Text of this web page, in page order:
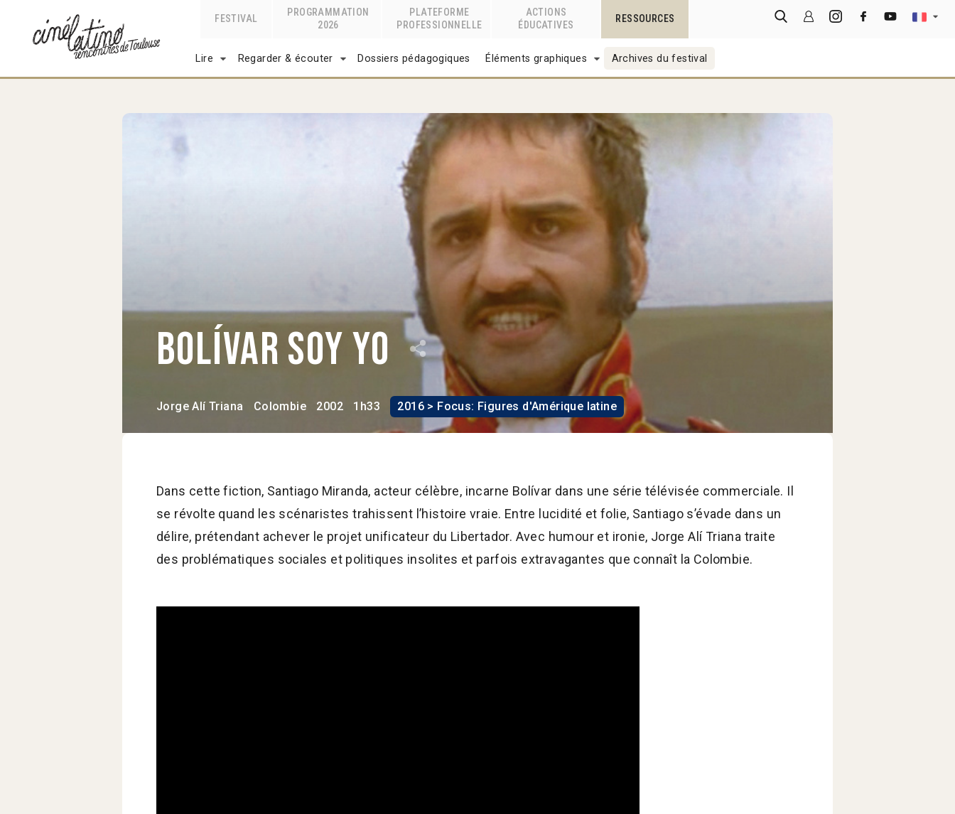
FESTIVAL
PROGRAMMATION
2026
PLATEFORME
PROFESSIONNELLE
ACTIONS
ÉDUCATIVES
RESSOURCES
Lire Regarder & écouter Dossiers pédagogiques Éléments graphiques Archives du festival
Bolívar soy yo
Jorge Alí Triana Colombie 2002 1h33 2016 > Focus: Figures d'Amérique latine
Dans cette fiction, Santiago Miranda, acteur célèbre, incarne Bolívar dans une série télévisée commerciale. Il
se révolte quand les scénaristes trahissent l’histoire vraie. Entre lucidité et folie, Santiago s’évade dans un
délire, prétendant achever le projet unificateur du Libertador. Avec humour et ironie, Jorge Alí Triana traite
des problématiques sociales et politiques insolites et parfois extravagantes que connaît la Colombie.